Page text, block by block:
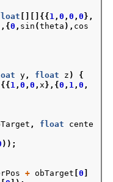
[][]{{ 1,0 ,0 ,0 },
0 , sin (theta ), cos
y, float z )
{
1,0 ,0 ,x },{0 , 1,0 ,
, float
cente
));
+ obTarget [0